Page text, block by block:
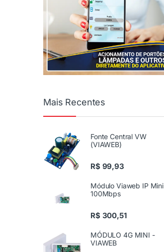
Mais Recentes
Fonte Central VW
(VIAWEB)
R$ 99,93
Módulo Viaweb IP Mini
100Mbps
R$ 300,51
MÓDULO 4G MINI -
VIAWEB